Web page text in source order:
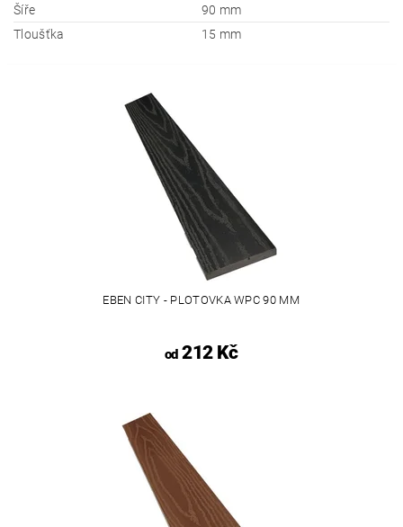
Šíře
90 mm
Tloušťka
15 mm
EBEN CITY - PLOTOVKA WPC 90 MM
od212 Kč